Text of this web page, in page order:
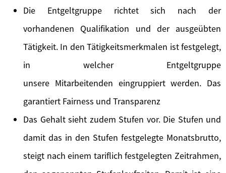
Die Entgeltgruppe richtet sich nach der
vorhandenen Qualifikation und der ausgeübten
Tätigkeit. In den Tätigkeitsmerkmalen ist festgelegt,
in welcher Entgeltgruppe
unsere Mitarbeitenden eingruppiert werden. Das
garantiert Fairness und Transparenz
Das Gehalt sieht zudem Stufen vor. Die Stufen und
damit das in den Stufen festgelegte Monatsbrutto,
steigt nach einem tariflich festgelegten Zeitrahmen,